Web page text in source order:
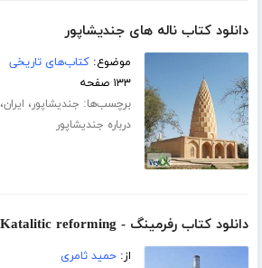
دانلود کتاب ناله های جندیشاپور
موضوع:کتاب‌های تاریخی
۱۳۳ صفحه
برچسب‌ها: جندیشاپور، ایران،
درباره جندیشاپور
دانلود کتاب رفرمینگ - Katalitic reforming
از:حمید ثامری